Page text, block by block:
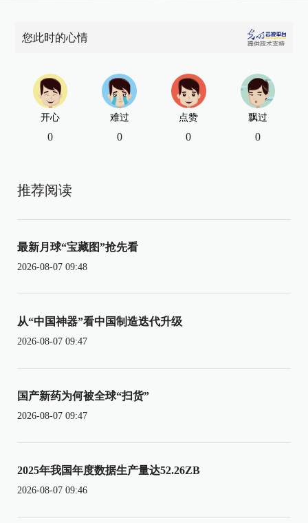
您此时的心情
开心
0
难过
0
点赞
0
飘过
0
推荐阅读
最新月球“宝藏图”抢先看
2026-08-07 09:48
从“中国神器”看中国制造迭代升级
2026-08-07 09:47
国产新药为何被全球“扫货”
2026-08-07 09:47
2025年我国年度数据生产量达52.26ZB
2026-08-07 09:46